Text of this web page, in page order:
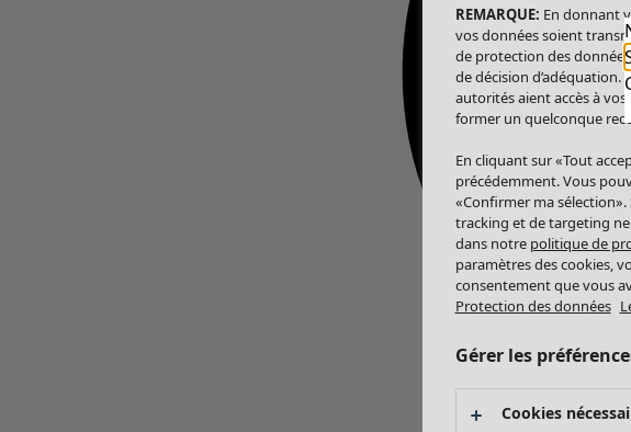
REMARQUE: En donnant
vos données soient
de protection des données
de décision d’adéquation.
autorités aient accès à
former un quelconque
En cliquant sur «Tout
précédemment. Vous
«Confirmer ma
tracking et de targeting
dans notre politique de
paramètres des cookies,
consentement que vous
Protection des données
Gérer les
Cookies